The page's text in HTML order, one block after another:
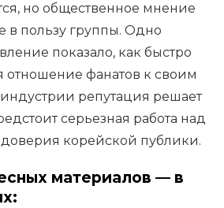
но общественное мнение
в пользу группы. Одно
показало, как быстро
отношение фанатов к своим
репутация решает
серьезная работа над
корейской публики.
материалов — в